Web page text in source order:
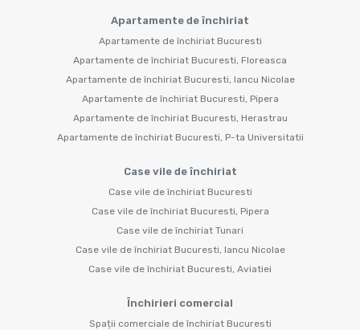
Apartamente de închiriat
Apartamente de închiriat Bucuresti
Apartamente de închiriat Bucuresti, Floreasca
Apartamente de închiriat Bucuresti, Iancu Nicolae
Apartamente de închiriat Bucuresti, Pipera
Apartamente de închiriat Bucuresti, Herastrau
Apartamente de închiriat Bucuresti, P-ta Universitatii
Case vile de închiriat
Case vile de închiriat Bucuresti
Case vile de închiriat Bucuresti, Pipera
Case vile de închiriat Tunari
Case vile de închiriat Bucuresti, Iancu Nicolae
Case vile de închiriat Bucuresti, Aviatiei
Închirieri comercial
Spații comerciale de închiriat Bucuresti